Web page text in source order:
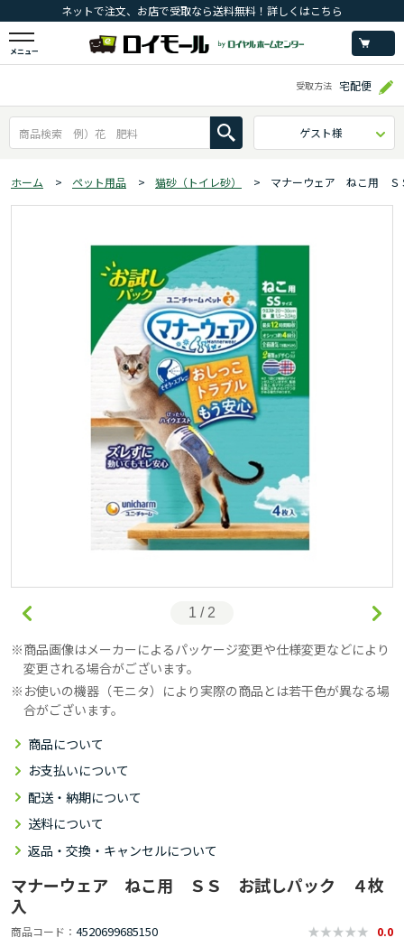
ネットで注文、お店で受取なら送料無料！詳しくはこちら
メニュー
受取方法 宅配便
ゲスト様
ホーム > ペット用品 > 猫砂（トイレ砂） > マナーウェア ねこ用
1 / 2
商品画像はメーカーによるパッケージ変更や仕様変更などにより
変更される場合がございます。
お使いの機器（モニタ）により実際の商品とは若干色が異なる場
合がございます。
商品について
お支払いについて
配送・納期について
送料について
返品・交換・キャンセルについて
マナーウェア ねこ用 ＳＳ お試しパック ４枚
入
商品コード 4520699685150 0.0